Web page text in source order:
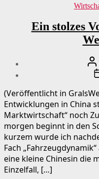
Ein stolzes
(Veröffentlicht in
Entwicklungen in China
Marktwirtschaft“ noch
morgen beginnt in den
kurzem wurde ich
Fach
eine kleine Chinesin die
Einzelfall, […]